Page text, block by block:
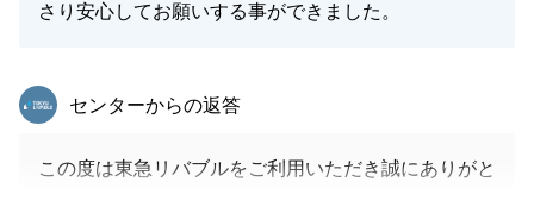
さり安心してお願いする事ができました。
東急リバブル
センターからの返答
この度は東急リバブルをご利用いただき誠にありがと